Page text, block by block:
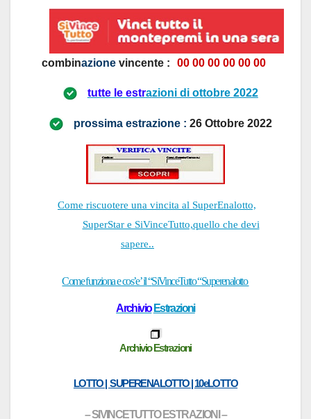
combinazione vincente : 00 00 00 00 00 00
tutte le estrazioni di ottobre 2022
prossima estrazione : 26 Ottobre 2022
Come riscuotere una vincita al SuperEnalotto,
SuperStar e SiVinceTutto,quello che devi
sapere..
Come funziona e cos’e’ il“SiVinceTutto “Superenalotto
Archivio Estrazioni
Archivio Estrazioni
LOTTO | SUPERENALOTTO | 10eLOTTO
– SIVINCETUTTO ESTRAZIONI –